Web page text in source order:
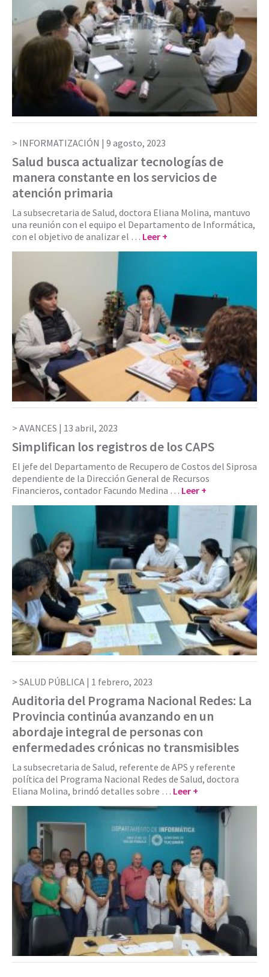
INFORMATIZACIÓN | 9 agosto, 2023
Salud busca actualizar tecnologías de
manera constante en los servicios de
atención primaria
La subsecretaria de Salud, doctora Eliana Molina, mantuvo
una reunión con el equipo el Departamento de Informática,
con el objetivo de analizar el … Leer +
AVANCES | 13 abril, 2023
Simplifican los registros de los CAPS
El jefe del Departamento de Recupero de Costos del Siprosa
dependiente de la Dirección General de Recursos
Financieros, contador Facundo Medina … Leer +
SALUD PÚBLICA | 1 febrero, 2023
Auditoria del Programa Nacional Redes: La
Provincia continúa avanzando en un
abordaje integral de personas con
enfermedades crónicas no transmisibles
La subsecretaria de Salud, referente de APS y referente
política del Programa Nacional Redes de Salud, doctora
Eliana Molina, brindó detalles sobre … Leer +